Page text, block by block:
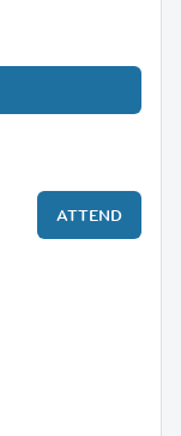
ATTEND